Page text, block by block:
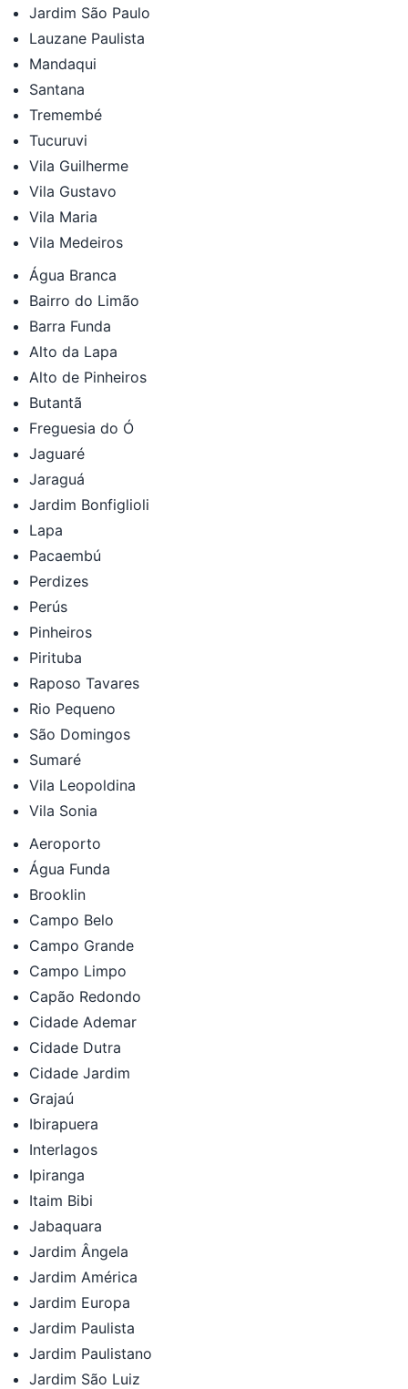
Jardim São Paulo
Lauzane Paulista
Mandaqui
Santana
Tremembé
Tucuruvi
Vila Guilherme
Vila Gustavo
Vila Maria
Vila Medeiros
Água Branca
Bairro do Limão
Barra Funda
Alto da Lapa
Alto de Pinheiros
Butantã
Freguesia do Ó
Jaguaré
Jaraguá
Jardim Bonfiglioli
Lapa
Pacaembú
Perdizes
Perús
Pinheiros
Pirituba
Raposo Tavares
Rio Pequeno
São Domingos
Sumaré
Vila Leopoldina
Vila Sonia
Aeroporto
Água Funda
Brooklin
Campo Belo
Campo Grande
Campo Limpo
Capão Redondo
Cidade Ademar
Cidade Dutra
Cidade Jardim
Grajaú
Ibirapuera
Interlagos
Ipiranga
Itaim Bibi
Jabaquara
Jardim Ângela
Jardim América
Jardim Europa
Jardim Paulista
Jardim Paulistano
Jardim São Luiz